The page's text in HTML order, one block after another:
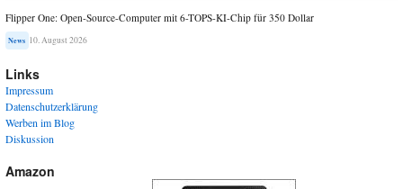
Flipper One: Open-Source-Computer mit 6-TOPS-KI-Chip für 350 Dollar
News 10. August 2026
Links
Impressum
Datenschutzerklärung
Werben im Blog
Diskussion
Amazon